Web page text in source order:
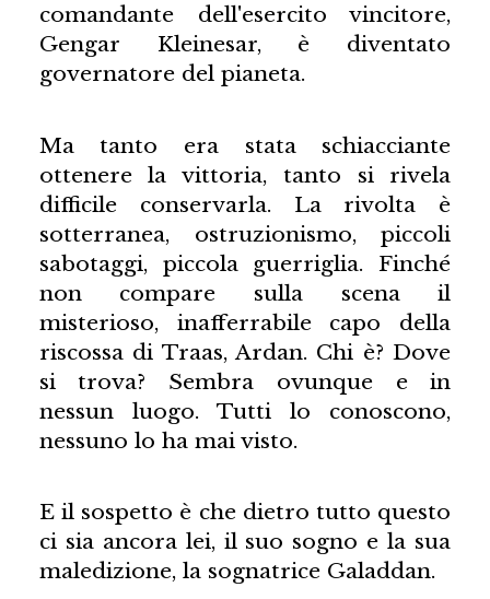
comandante dell'esercito vincitore,
Gengar Kleinesar, è diventato
governatore del pianeta.
Ma tanto era stata schiacciante
ottenere la vittoria, tanto si rivela
difficile conservarla. La rivolta è
sotterranea, ostruzionismo, piccoli
sabotaggi, piccola guerriglia. Finché
non compare sulla scena il
misterioso, inafferrabile capo della
riscossa di Traas, Ardan. Chi è? Dove
si trova? Sembra ovunque e in
nessun luogo. Tutti lo conoscono,
nessuno lo ha mai visto.
E il sospetto è che dietro tutto questo
ci sia ancora lei, il suo sogno e la sua
maledizione, la sognatrice Galaddan.